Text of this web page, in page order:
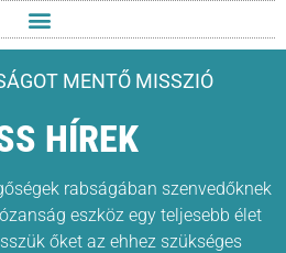
MENTŐ MISSZIÓ
HÍREK
rabságában szenvedőknek
eszköz egy teljesebb élet
őket az ehhez szükséges